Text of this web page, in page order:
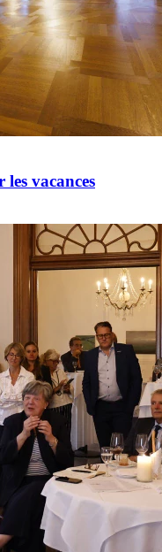
vacances